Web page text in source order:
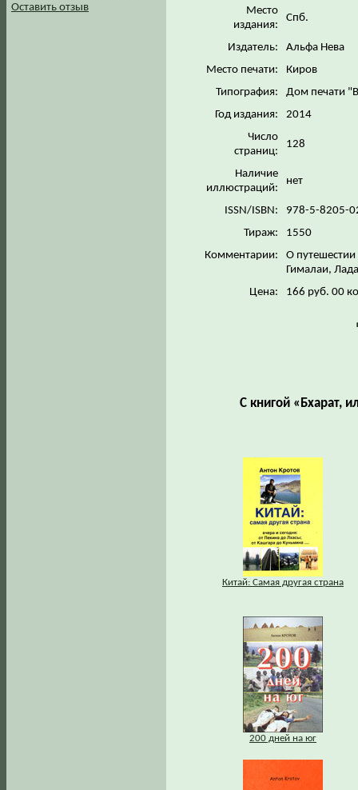
Оставить отзыв
Место
издания:
Спб.
Издатель:
Альфа Нева
Место печати:
Киров
Типография:
Дом печати
Год издания:
2014
Число
страниц:
128
Наличие
иллюстраций:
нет
ISSN/ISBN:
978-5-8205-
Тираж:
1550
Комментарии:
О
Гималаи,
Цена:
166 руб. 00
С книгой «Бхарат,
Китай: Самая другая страна
200 дней на юг